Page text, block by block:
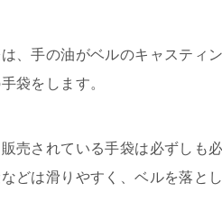
、手の油がベルのキャスティ
袋をします。
売されている手袋は必ずしも
どは滑りやすく、ベルを落と